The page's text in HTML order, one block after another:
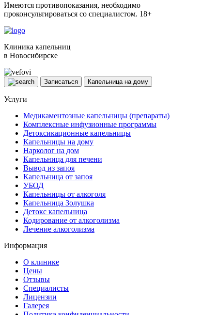
Имеются противопоказания, необходимо
проконсультироваться со специалистом. 18+
Клиника капельниц
в Новосибирске
Записаться Капельница на дому
Услуги
Медикаментозные капельницы (препараты)
Комплексные инфузионные программы
Детоксикационные капельницы
Капельницы на дому
Нарколог на дом
Капельница для печени
Вывод из запоя
Капельница от запоя
УБОД
Капельницы от алкоголя
Капельница Золушка
Детокс капельница
Кодирование от алкоголизма
Лечение алкоголизма
Информация
О клинике
Цены
Отзывы
Специалисты
Лицензии
Галерея